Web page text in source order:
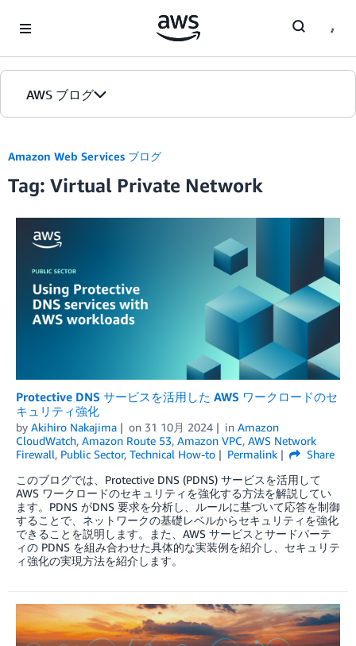
AWS ブログ
カテゴリ
エディション
Amazon Web Services ブログ
Tag: Virtual Private Network
Protective DNS サービスを活用した AWS ワークロードのセ
キュリティ強化
by Akihiro Nakajima on 31 10月 2024 in Amazon
CloudWatch, Amazon Route 53, Amazon VPC, AWS Network
Firewall, Public Sector, Technical How-to Permalink
Share
このブログでは、Protective DNS (PDNS) サービスを活用して
AWS ワークロードのセキュリティを強化する方法を解説してい
ます。PDNS がDNS 要求を分析し、ルールに基づいて応答を制御
することで、ネットワークの基礎レベルからセキュリティを強化
できることを説明します。また、AWS サービスとサードパーテ
ィの PDNS を組み合わせた具体的な実装例を紹介し、セキュリテ
ィ強化の実現方法を紹介します。